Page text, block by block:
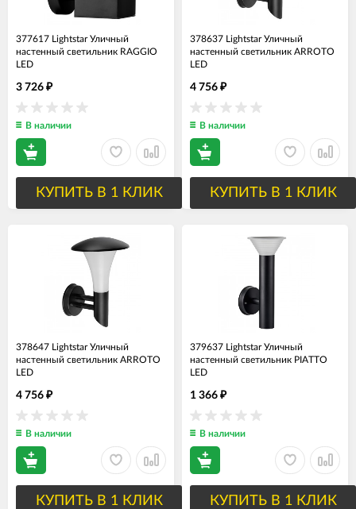
377617 Lightstar Уличный
настенный светильник RAGGIO
LED
3 726 ₽
В наличии
КУПИТЬ В 1 КЛИК
378637 Lightstar Уличный
настенный светильник ARROTO
LED
4 756 ₽
В наличии
КУПИТЬ В 1 КЛИК
378647 Lightstar Уличный
настенный светильник ARROTO
LED
4 756 ₽
В наличии
КУПИТЬ В 1 КЛИК
379637 Lightstar Уличный
настенный светильник PIATTO
LED
1 366 ₽
В наличии
КУПИТЬ В 1 КЛИК